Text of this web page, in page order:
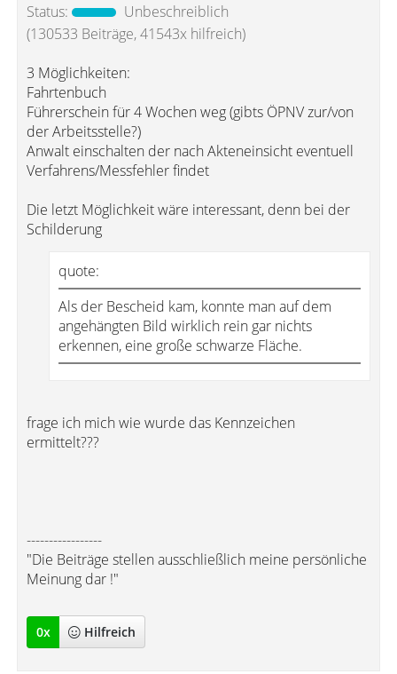
Status:
Unbeschreiblich
(130533 Beiträge, 41543x hilfreich)
3 Möglichkeiten:
Fahrtenbuch
Führerschein für 4 Wochen weg (gibts ÖPNV zur/von
der Arbeitsstelle?)
Anwalt einschalten der nach Akteneinsicht eventuell
Verfahrens/Messfehler findet
Die letzt Möglichkeit wäre interessant, denn bei der
Schilderung
quote:
Als der Bescheid kam, konnte man auf dem
angehängten Bild wirklich rein gar nichts
erkennen, eine große schwarze Fläche.
frage ich mich wie wurde das Kennzeichen
ermittelt???
-----------------
"Die Beiträge stellen ausschließlich meine persönliche
Meinung dar !"
0x Hilfreich